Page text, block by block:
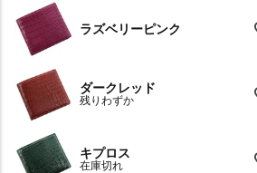
ラズベリーピンク
ダークレッド
残りわずか
キプロス
在庫切れ